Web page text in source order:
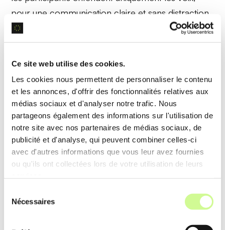
Ce site web utilise des cookies.
Les cookies nous permettent de personnaliser le contenu
et les annonces, d'offrir des fonctionnalités relatives aux
médias sociaux et d'analyser notre trafic. Nous
partageons également des informations sur l'utilisation de
notre site avec nos partenaires de médias sociaux, de
publicité et d'analyse, qui peuvent combiner celles-ci
avec d'autres informations que vous leur avez fournies
ou qu'ils ont collectées lors de votre utilisation de leurs
Nécessaires
pour une communication claire et sans distraction.
des deux côtés de la conversation, assurant une
capture complète des discussions pour une
révision ultérieure et une documentation précise.
Exemple d’utilisation
En réunion d’équipe, CrystalSoundenregistre à la
fois les interventions des intervenants et des
participants, créant un enregistrement complet et
fidèle de la séance pour une réécoute facile.